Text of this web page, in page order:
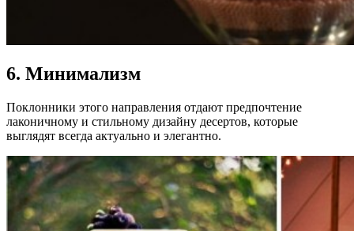
6. Минимализм
Поклонники этого направления отдают предпочтение
лаконичному и стильному дизайну десертов, которые
выглядят всегда актуально и элегантно.